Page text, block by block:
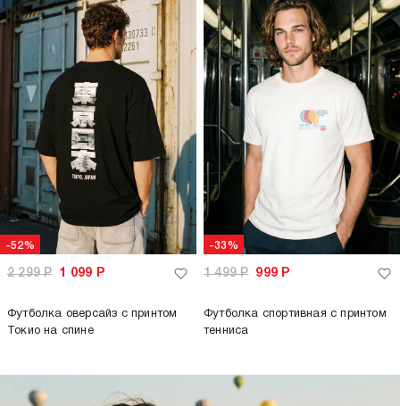
-52%
2 299Р 1 099 Р
Футболка оверсайз с принтом
Токио на спине
-33%
1 499Р 999 Р
Футболка спортивная с принтом
тенниса